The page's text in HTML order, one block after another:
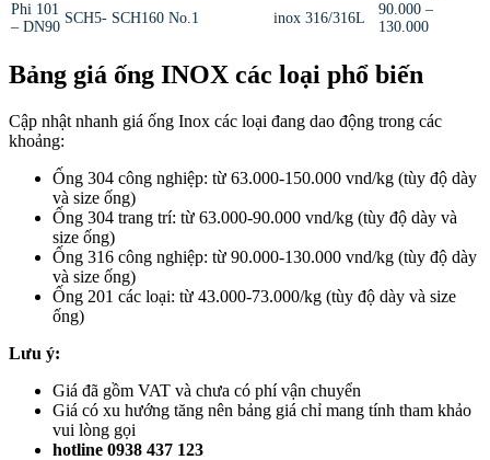
Phi 101
– DN90
SCH5- SCH160 No.1 inox 316/316L
90.000 –
130.000
Bảng giá ống INOX các loại phổ biến
Cập nhật nhanh giá ống Inox các loại đang dao động trong các
khoảng:
Ống 304 công nghiệp: từ 63.000-150.000 vnd/kg (tùy độ dày
và size ống)
Ống 304 trang trí: từ 63.000-90.000 vnd/kg (tùy độ dày và
size ống)
Ống 316 công nghiệp: từ 90.000-130.000 vnd/kg (tùy độ dày
và size ống)
Ống 201 các loại: từ 43.000-73.000/kg (tùy độ dày và size
ống)
Lưu ý:
Giá đã gồm VAT và chưa có phí vận chuyển
Giá có xu hướng tăng nên bảng giá chỉ mang tính tham khảo
vui lòng gọi
hotline 0938 437 123